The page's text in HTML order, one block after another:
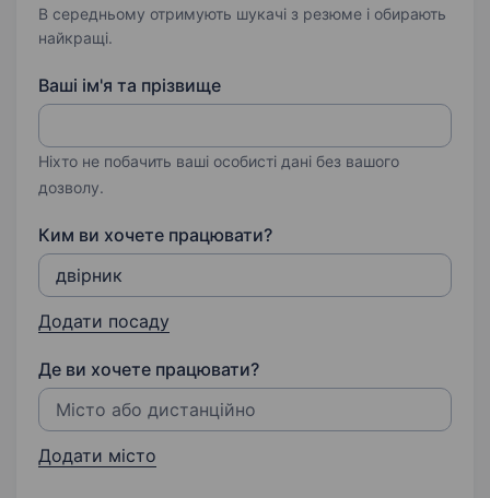
В середньому отримують шукачі з резюме і обирають
найкращі.
Ваші ім'я та прізвище
Ніхто не побачить ваші особисті дані без вашого
дозволу.
Ким ви хочете працювати?
Додати посаду
Де ви хочете працювати?
Додати місто